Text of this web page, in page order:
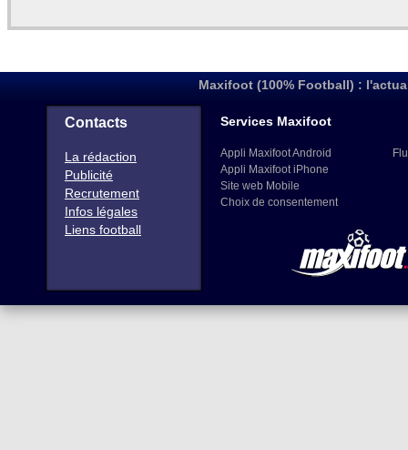
Maxifoot (100% Football) :
Contacts
La rédaction
Publicité
Recrutement
Infos légales
Liens football
Services Maxifoot
Appli Maxifoot Android
Appli Maxifoot iPhone
Site web Mobile
Choix de consentement